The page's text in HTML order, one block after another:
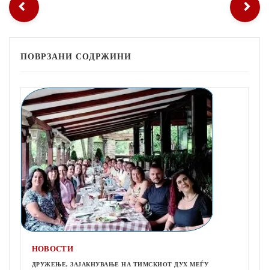
ПОВРЗАНИ СОДРЖИНИ
НОВОСТИ
ДРУЖЕЊЕ, ЗАЈАКНУВАЊЕ НА ТИМСКИОТ ДУХ МЕЃУ